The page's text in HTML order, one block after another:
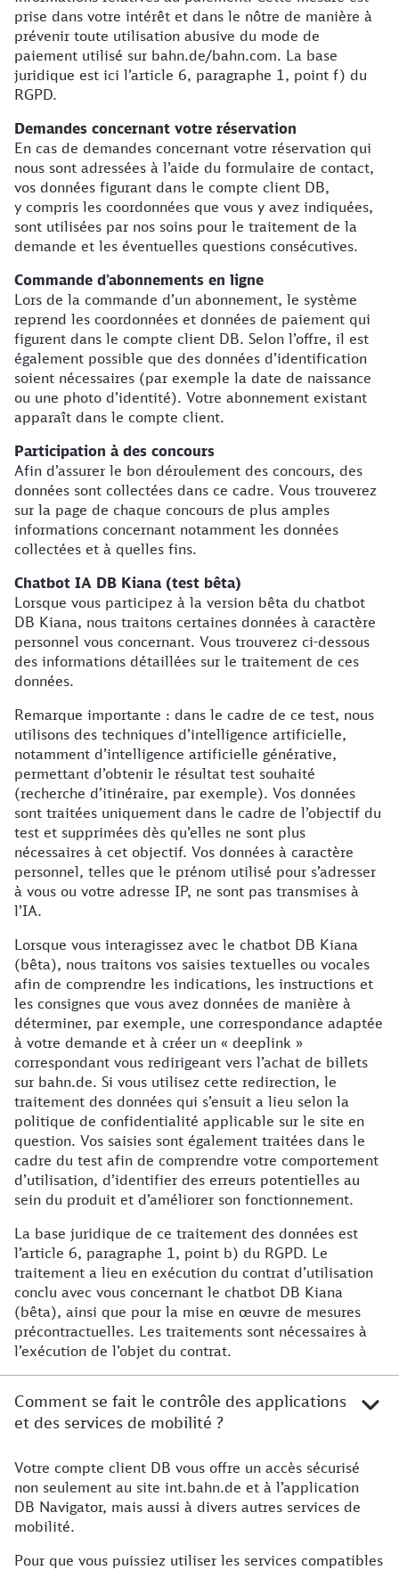
prise dans votre intérêt et dans le nôtre de manière à
prévenir toute utilisation abusive du mode de
paiement utilisé sur bahn.de/bahn.com. La base
juridique est ici l’article 6, paragraphe 1, point f) du
RGPD.
Demandes concernant votre réservation
En cas de demandes concernant votre réservation qui
nous sont adressées à l’aide du formulaire de contact,
vos données figurant dans le compte client DB,
y compris les coordonnées que vous y avez indiquées,
sont utilisées par nos soins pour le traitement de la
demande et les éventuelles questions consécutives.
Commande d’abonnements en ligne
Lors de la commande d’un abonnement, le système
reprend les coordonnées et données de paiement qui
figurent dans le compte client DB. Selon l’offre, il est
également possible que des données d’identification
soient nécessaires (par exemple la date de naissance
ou une photo d’identité). Votre abonnement existant
apparaît dans le compte client.
Participation à des concours
Afin d’assurer le bon déroulement des concours, des
données sont collectées dans ce cadre. Vous trouverez
sur la page de chaque concours de plus amples
informations concernant notamment les données
collectées et à quelles fins.
Chatbot IA DB Kiana (test bêta)
Lorsque vous participez à la version bêta du chatbot
DB Kiana, nous traitons certaines données à caractère
personnel vous concernant. Vous trouverez ci-dessous
des informations détaillées sur le traitement de ces
données.
Remarque importante : dans le cadre de ce test, nous
utilisons des techniques d’intelligence artificielle,
notamment d’intelligence artificielle générative,
permettant d’obtenir le résultat test souhaité
(recherche d’itinéraire, par exemple). Vos données
sont traitées uniquement dans le cadre de l’objectif du
test et supprimées dès qu’elles ne sont plus
nécessaires à cet objectif. Vos données à caractère
personnel, telles que le prénom utilisé pour s’adresser
à vous ou votre adresse IP, ne sont pas transmises à
l’IA.
Lorsque vous interagissez avec le chatbot DB Kiana
(bêta), nous traitons vos saisies textuelles ou vocales
afin de comprendre les indications, les instructions et
les consignes que vous avez données de manière à
déterminer, par exemple, une correspondance adaptée
à votre demande et à créer un « deeplink »
correspondant vous redirigeant vers l’achat de billets
sur bahn.de. Si vous utilisez cette redirection, le
traitement des données qui s’ensuit a lieu selon la
politique de confidentialité applicable sur le site en
question. Vos saisies sont également traitées dans le
cadre du test afin de comprendre votre comportement
d’utilisation, d’identifier des erreurs potentielles au
sein du produit et d’améliorer son fonctionnement.
La base juridique de ce traitement des données est
l’article 6, paragraphe 1, point b) du RGPD. Le
traitement a lieu en exécution du contrat d’utilisation
conclu avec vous concernant le chatbot DB Kiana
(bêta), ainsi que pour la mise en œuvre de mesures
précontractuelles. Les traitements sont nécessaires à
l’exécution de l’objet du contrat.
Comment se fait le contrôle des applications
et des services de mobilité ?
Plus d'informations
Votre compte client DB vous offre un accès sécurisé
non seulement au site int.bahn.de et à l’application
DB Navigator, mais aussi à divers autres services de
mobilité.
Pour que vous puissiez utiliser les services compatibles